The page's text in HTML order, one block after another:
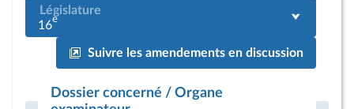
Législature
16e
Suivre les amendements en discussion
Dossier concerné / Organe